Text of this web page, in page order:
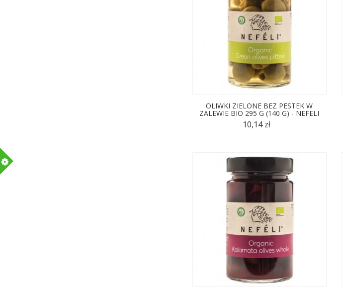
OLIWKI ZIELONE BEZ PESTEK W
ZALEWIE BIO 295 G (140 G) - NEFELI
10,14 zł